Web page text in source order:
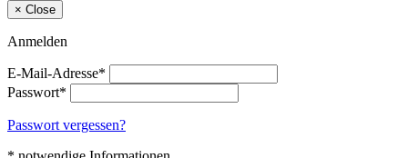
× Close
Anmelden
E-Mail-Adresse*
Passwort*
Passwort vergessen?